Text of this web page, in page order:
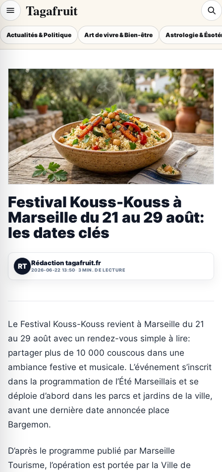
Tagafruit
Actualités & Politique Art de vivre & Bien-être Astrologie &
Festival Kouss-Kouss à
Marseille du 21 au 29 août:
les dates clés
RT Rédaction tagafruit.fr
2026-06-22 13:50 3 MIN. DE LECTURE
Le Festival Kouss-Kouss revient à Marseille du 21
au 29 août avec un rendez-vous simple à lire:
partager plus de 10 000 couscous dans une
ambiance festive et musicale. L’événement s’inscrit
dans la programmation de l’Été Marseillais et se
déploie d’abord dans les parcs et jardins de la ville,
avant une dernière date annoncée place
Bargemon.
D’après le programme publié par Marseille
Tourisme, l’opération est portée par la Ville de